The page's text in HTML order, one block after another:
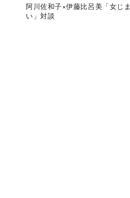
阿川佐和子×伊藤比呂美「女じま
い」対談